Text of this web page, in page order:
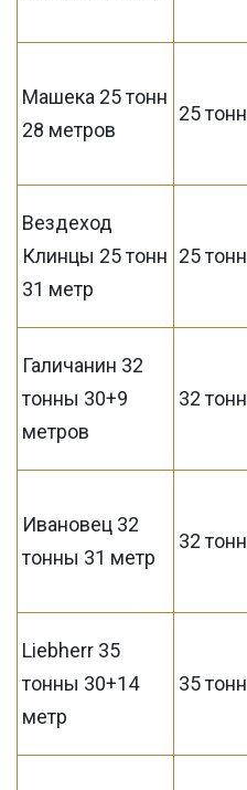
Машека 25 тонн
28 метров
25 тонн
Вездеход
Клинцы 25 тонн
31 метр
25 тонн
Галичанин 32
тонны 30+9
метров
32 тонн
Ивановец 32
тонны 31 метр
32 тонн
Liebherr 35
тонны 30+14
метр
35 тонн